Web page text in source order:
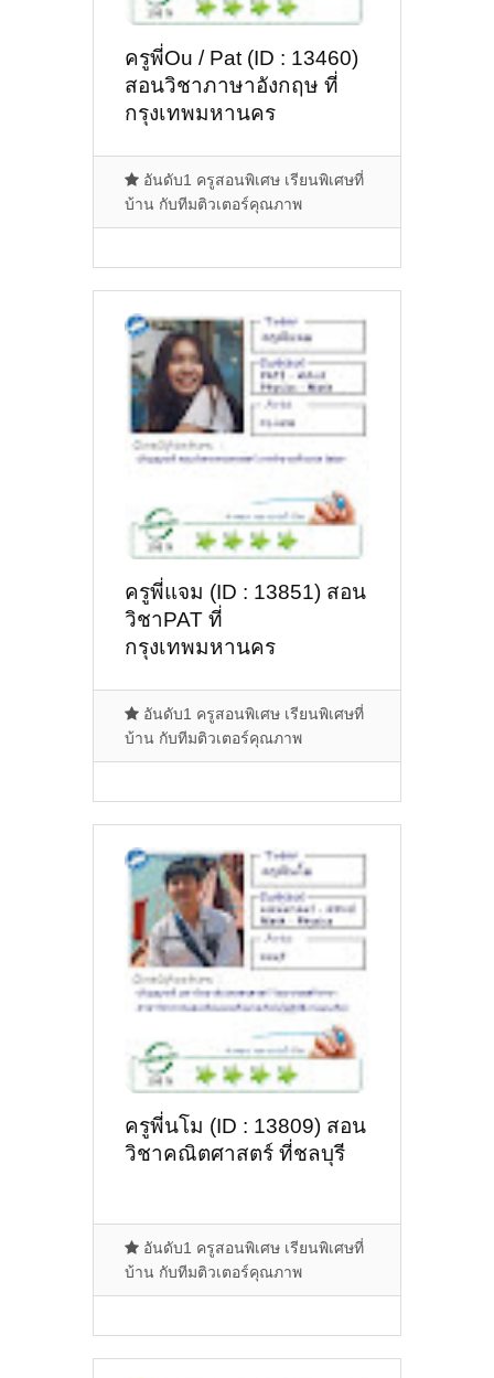
ครูพี่Ou / Pat (ID : 13460)
สอนวิชาภาษาอังกฤษ ที่
กรุงเทพมหานคร
อันดับ1 ครูสอนพิเศษ เรียนพิเศษที่
บ้าน กับทีมติวเตอร์คุณภาพ
ครูพี่แจม (ID : 13851) สอน
วิชาPAT ที่
กรุงเทพมหานคร
อันดับ1 ครูสอนพิเศษ เรียนพิเศษที่
บ้าน กับทีมติวเตอร์คุณภาพ
ครูพี่นโม (ID : 13809) สอน
วิชาคณิตศาสตร์ ที่ชลบุรี
อันดับ1 ครูสอนพิเศษ เรียนพิเศษที่
บ้าน กับทีมติวเตอร์คุณภาพ